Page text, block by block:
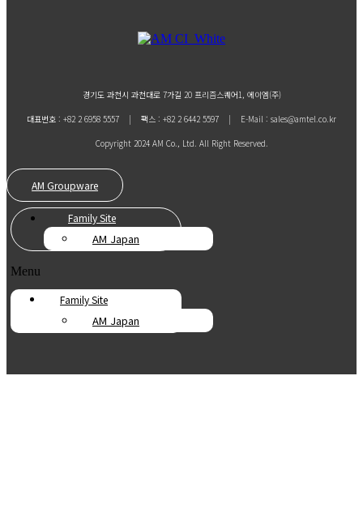
경기도 과천시 과천대로 7가길 20 프리즘스퀘어1, 에이엠(주)
대표번호 : +82 2 6958 5557 | 팩스 : +82 2 6442 5597 | E-Mail : sales@amtel.co.kr
Copyright 2024 AM Co., Ltd. All Right Reserved.
AM Groupware
Family Site
AM Japan
Menu
Family Site
AM Japan